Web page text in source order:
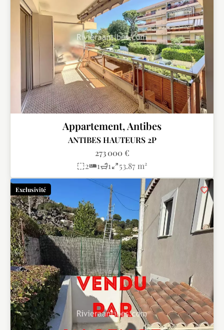
Appartement, Antibes
ANTIBES HAUTEURS 2P
273 000 €
2
1 1 53.87 m²
Exclusivité